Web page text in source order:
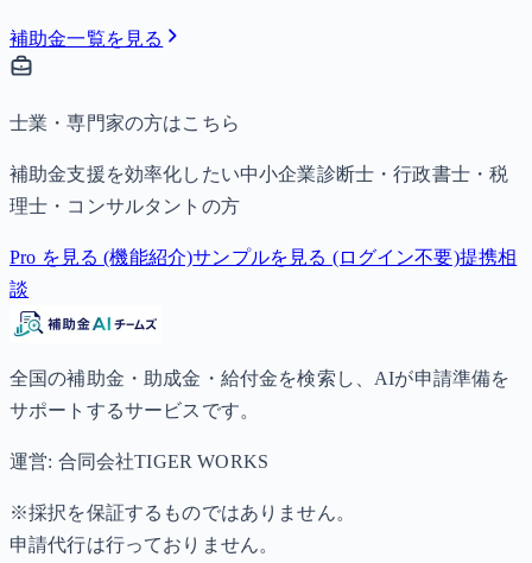
補助金一覧を見る
士業・専門家の方はこちら
補助金支援を効率化したい中小企業診断士・行政書士・税
理士・コンサルタントの方
Pro を見る (機能紹介)サンプルを見る (ログイン不要)提携相
談
全国の補助金・助成金・給付金を検索し、AIが申請準備を
サポートするサービスです。
運営: 合同会社TIGER WORKS
※採択を保証するものではありません。
申請代行は行っておりません。